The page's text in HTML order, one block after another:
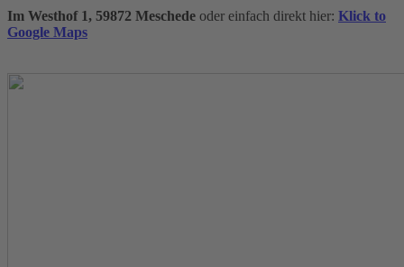
Im Westhof 1, 59872 Meschede oder einfach direkt hier: Klick to
Google Maps